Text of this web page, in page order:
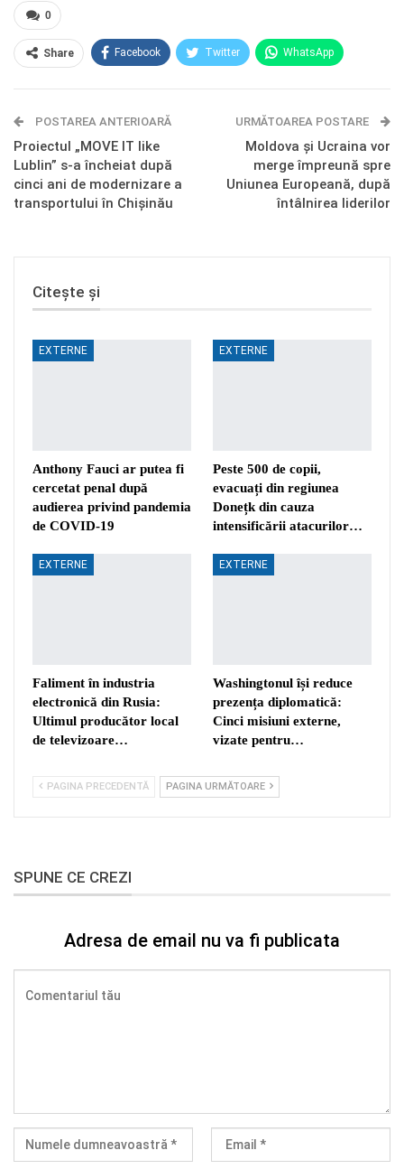
0
Share Facebook Twitter WhatsApp
Telegram OK.ru
POSTAREA ANTERIOARĂ
Proiectul „MOVE IT like
Lublin” s-a încheiat după
cinci ani de modernizare a
transportului în Chișinău
URMĂTOAREA POSTARE
Moldova și Ucraina vor
merge împreună spre
Uniunea Europeană, după
întâlnirea liderilor
Citește și
EXTERNE
Anthony Fauci ar putea fi
cercetat penal după
audierea privind pandemia
de COVID-19
EXTERNE
Peste 500 de copii,
evacuați din regiunea
Donețk din cauza
intensificării atacurilor…
EXTERNE
Faliment în industria
electronică din Rusia:
Ultimul producător local
de televizoare…
EXTERNE
Washingtonul își reduce
prezența diplomatică:
Cinci misiuni externe,
vizate pentru…
PAGINA PRECEDENTĂ PAGINA URMĂTOARE
SPUNE CE CREZI
Adresa de email nu va fi publicata